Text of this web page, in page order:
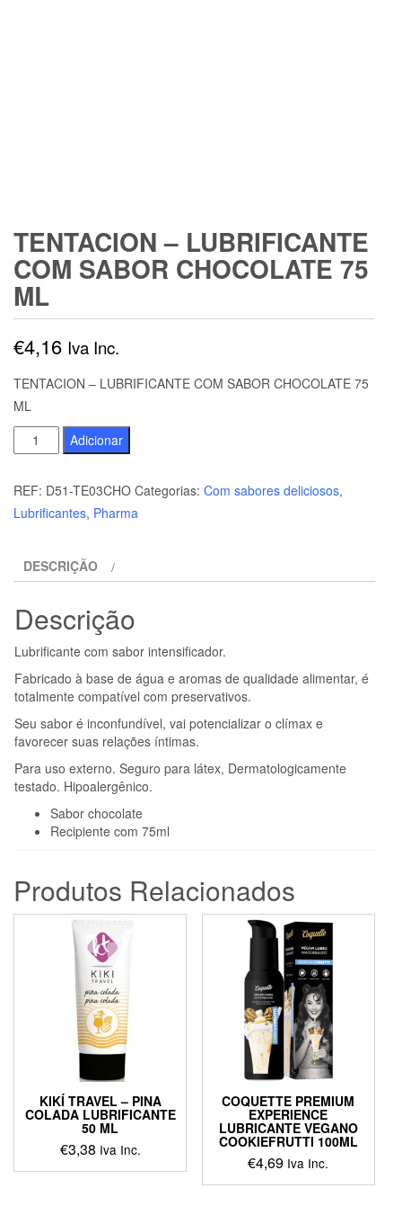
TENTACION – LUBRIFICANTE
COM SABOR CHOCOLATE 75
ML
€4,16 Iva Inc.
TENTACION – LUBRIFICANTE COM SABOR CHOCOLATE 75
ML
Quantidade
de
TENTACION
-
SABOR
75
Adicionar
REF: D51-TE03CHO Categorias: Com sabores deliciosos,
Lubrificantes, Pharma
DESCRIÇÃO
Descrição
Lubrificante com sabor intensificador.
Fabricado à base de água e aromas de qualidade alimentar, é
totalmente compatível com preservativos.
Seu sabor é inconfundível, vai potencializar o clímax e
favorecer suas relações íntimas.
Para uso externo. Seguro para látex, Dermatologicamente
testado. Hipoalergênico.
Sabor chocolate
Recipiente com 75ml
Produtos Relacionados
KIKÍ TRAVEL – PINA
COLADA LUBRIFICANTE
50 ML
€3,38 Iva Inc.
COQUETTE PREMIUM
EXPERIENCE
LUBRICANTE VEGANO
COOKIEFRUTTI 100ML
€4,69 Iva Inc.